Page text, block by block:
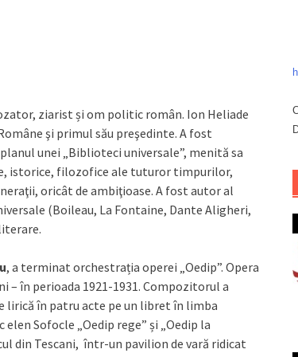
ziarist și om politic român. Ion Heliade
şi primul său preşedinte. A fost
unei „Biblioteci universale”, menită sa
istorice, filozofice ale tuturor timpurilor,
oricât de ambiţioase. A fost autor al
(Boileau, La Fontaine, Dante Aligheri,
, a terminat orchestrația operei „Oedip”. Opera
– în perioada 1921-1931. Compozitorul a
lirică în patru acte pe un libret în limba
Sofocle „Oedip rege” și „Oedip la
din Tescani, într-un pavilion de vară ridicat